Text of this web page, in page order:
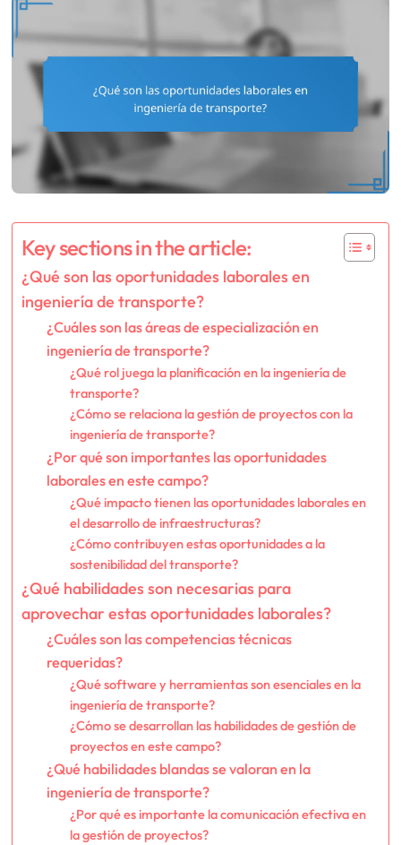
Key sections in the article:
¿Qué son las oportunidades laborales en
ingeniería de transporte?
¿Cuáles son las áreas de especialización en
ingeniería de transporte?
¿Qué rol juega la planificación en la ingeniería de
transporte?
¿Cómo se relaciona la gestión de proyectos con la
ingeniería de transporte?
¿Por qué son importantes las oportunidades
laborales en este campo?
¿Qué impacto tienen las oportunidades laborales en
el desarrollo de infraestructuras?
¿Cómo contribuyen estas oportunidades a la
sostenibilidad del transporte?
¿Qué habilidades son necesarias para
aprovechar estas oportunidades laborales?
¿Cuáles son las competencias técnicas
requeridas?
¿Qué software y herramientas son esenciales en la
ingeniería de transporte?
¿Cómo se desarrollan las habilidades de gestión de
proyectos en este campo?
¿Qué habilidades blandas se valoran en la
ingeniería de transporte?
¿Por qué es importante la comunicación efectiva en
la gestión de proyectos?